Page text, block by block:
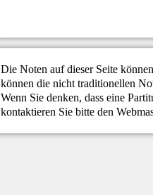
Die Noten auf dieser Seite
können die nicht traditionellen
Wenn Sie denken, dass eine
kontaktieren Sie bitte den